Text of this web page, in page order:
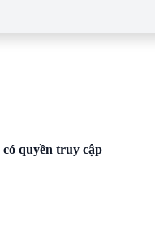
có quyền truy cập